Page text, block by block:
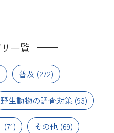
一覧
普及 (272)
野生動物の調査対策 (93)
(71) その他 (69)